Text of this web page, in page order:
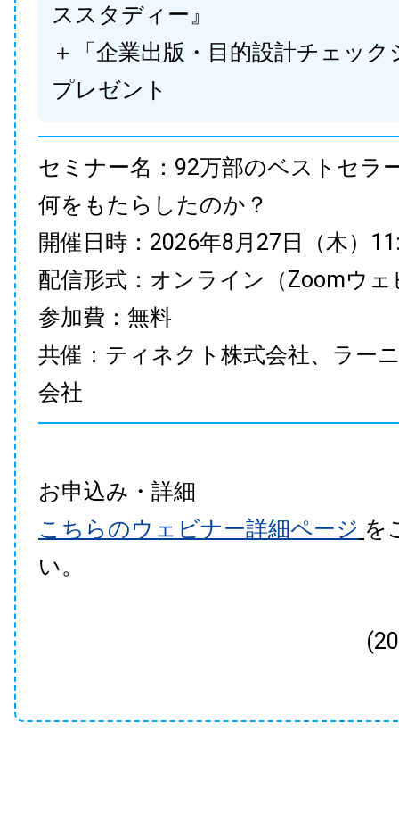
ススタディー』
＋「企業出版・目的設計チェック
プレゼント
セミナー名：92万部のベストセラ
何をもたらしたのか？
開催日時：2026年8月27日（木）
配信形式：オンライン（Zoomウェ
参加費：無料
共催：ティネクト株式会社、ラー
会社
お申込み・詳細
こちらのウェビナー詳細ページ を
い。